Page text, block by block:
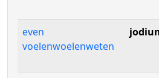
even
voelenwoelenweten